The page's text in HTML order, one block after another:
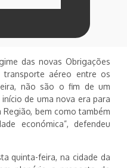
das novas Obrigações
transporte aéreo entre os
não são o fim de um
de uma nova era para
bem como também
económica”, defendeu
quinta-feira, na cidade da